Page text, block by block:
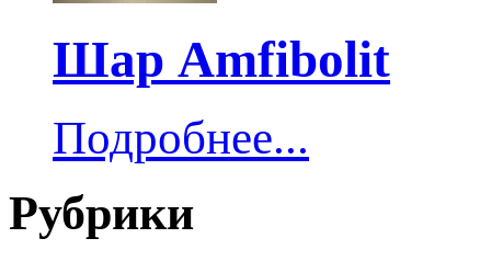
Шар Amfibolit
Подробнее...
Рубрики